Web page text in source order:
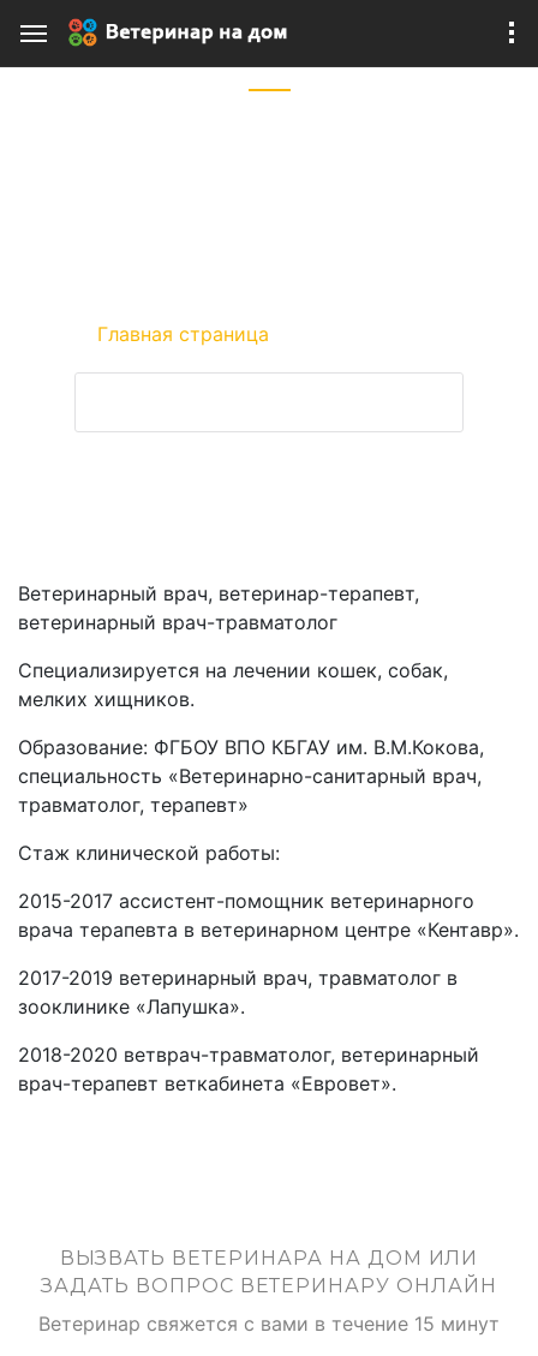
Главная страница
Ветеринарный врач, ветеринар-терапевт,
ветеринарный врач-травматолог
Специализируется на лечении кошек, собак,
мелких хищников.
Образование: ФГБОУ ВПО КБГАУ им. В.М.Кокова,
специальность «Ветеринарно-санитарный врач,
травматолог, терапевт»
Стаж клинической работы:
2015-2017 ассистент-помощник ветеринарного
врача терапевта в ветеринарном центре «Кентавр».
2017-2019 ветеринарный врач, травматолог в
зооклинике «Лапушка».
2018-2020 ветврач-травматолог, ветеринарный
врач-терапевт веткабинета «Евровет».
ВЫЗВАТЬ ВЕТЕРИНАРА НА ДОМ ИЛИ
ЗАДАТЬ ВОПРОС ВЕТЕРИНАРУ ОНЛАЙН
Ветеринар свяжется с вами в течение 15 минут